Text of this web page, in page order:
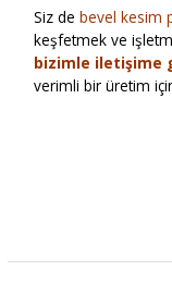
Siz debevel kesim
keşfetmek ve
bizimle iletişime
verimli bir üretim